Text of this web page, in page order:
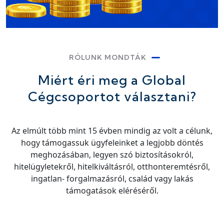
RÓLUNK MONDTÁK
Miért éri meg a Global
Cégcsoportot választani?
Az elmúlt több mint 15 évben mindig az volt a célunk,
hogy támogassuk ügyfeleinket a legjobb döntés
meghozásában, legyen szó biztosításokról,
hitelügyletekről, hitelkiváltásról, otthonteremtésről,
ingatlan- forgalmazásról, család vagy lakás
támogatások eléréséről.